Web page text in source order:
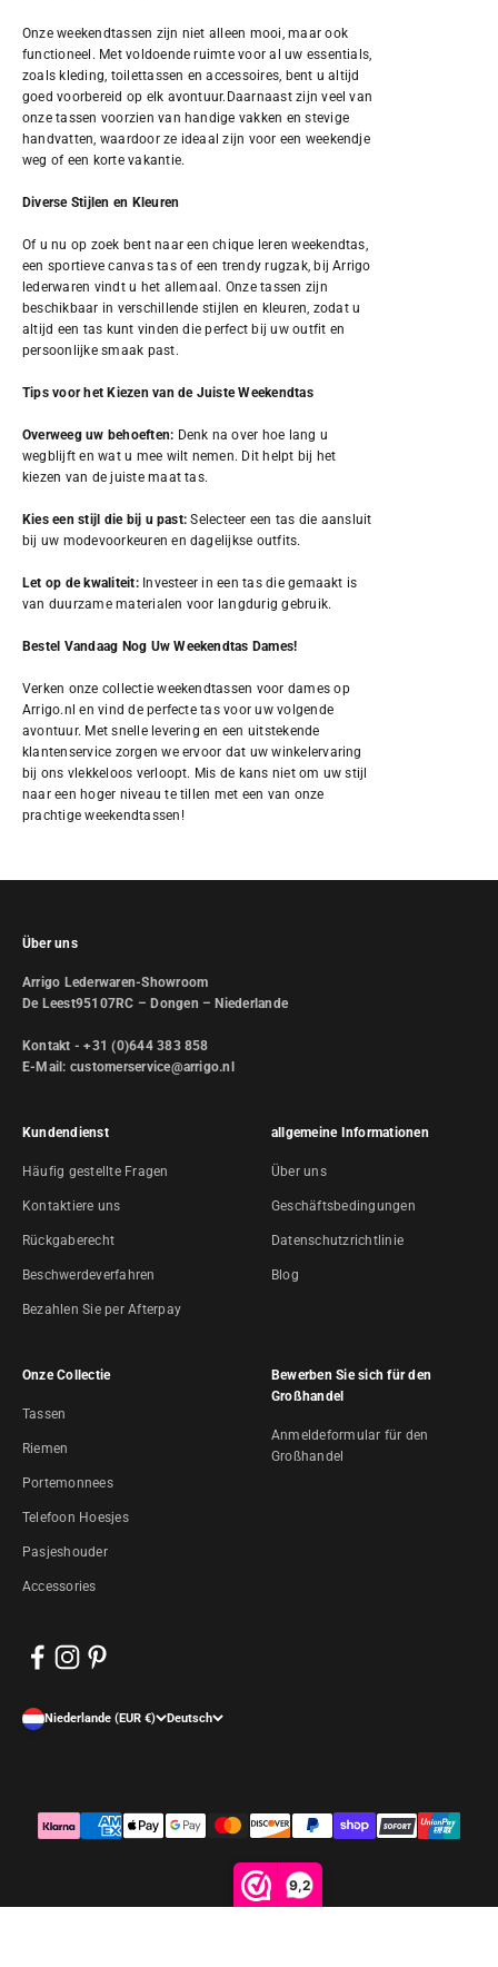
9,2
Onze weekendtassen zijn niet alleen mooi, maar ook
functioneel. Met voldoende ruimte voor al uw essentials,
zoals kleding, toilettassen en accessoires, bent u altijd
goed voorbereid op elk avontuur.Daarnaast zijn veel van
onze tassen voorzien van handige vakken en stevige
handvatten, waardoor ze ideaal zijn voor een weekendje
weg of een korte vakantie.
Diverse Stijlen en Kleuren
Of u nu op zoek bent naar een chique leren weekendtas,
een sportieve canvas tas of een trendy rugzak, bij Arrigo
lederwaren vindt u het allemaal. Onze tassen zijn
beschikbaar in verschillende stijlen en kleuren, zodat u
altijd een tas kunt vinden die perfect bij uw outfit en
persoonlijke smaak past.
Tips voor het Kiezen van de Juiste Weekendtas
Overweeg uw behoeften: Denk na over hoe lang u
wegblijft en wat u mee wilt nemen. Dit helpt bij het
kiezen van de juiste maat tas.
Kies een stijl die bij u past: Selecteer een tas die aansluit
bij uw modevoorkeuren en dagelijkse outfits.
Let op de kwaliteit:Investeer in een tas die gemaakt is
van duurzame materialen voor langdurig gebruik.
Bestel Vandaag Nog Uw Weekendtas Dames!
Verken onze collectie weekendtassen voor dames op
Arrigo.nl en vind de perfecte tas voor uw volgende
avontuur. Met snelle levering en een uitstekende
klantenservice zorgen we ervoor dat uw winkelervaring
bij ons vlekkeloos verloopt. Mis de kans niet om uw stijl
naar een hoger niveau te tillen met een van onze
prachtige weekendtassen!
Über uns
Arrigo Lederwaren-Showroom
De Leest95107RC – Dongen – Niederlande
Kontakt - +31 (0)644 383 858
E-Mail: customerservice@arrigo.nl
Kundendienst
Häufig gestellte Fragen
Kontaktiere uns
Rückgaberecht
Beschwerdeverfahren
Bezahlen Sie per Afterpay
allgemeine Informationen
Über uns
Geschäftsbedingungen
Datenschutzrichtlinie
Blog
Onze Collectie
Tassen
Riemen
Portemonnees
Telefoon Hoesjes
Pasjeshouder
Accessories
Bewerben Sie sich für den
Großhandel
Anmeldeformular für den
Großhandel
Niederlande (EUR €) Deutsch